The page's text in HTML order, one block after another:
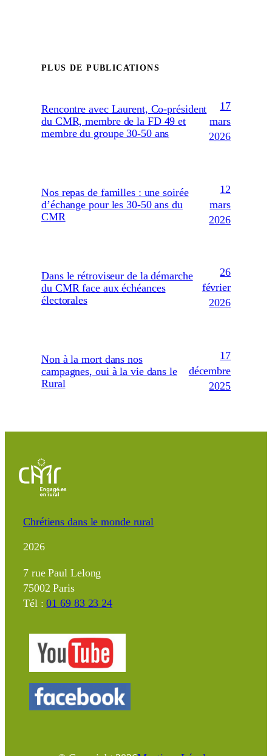
PLUS DE PUBLICATIONS
Rencontre avec Laurent, Co-président
du CMR, membre de la FD 49 et
membre du groupe 30-50 ans
17
mars
2026
Nos repas de familles : une soirée
d’échange pour les 30-50 ans du
CMR
12
mars
2026
Dans le rétroviseur de la démarche
du CMR face aux échéances
électorales
26
février
2026
Non à la mort dans nos
campagnes, oui à la vie dans le
Rural
17
décembre
2025
Chrétiens dans le monde rural
2026
7 rue Paul Lelong
75002 Paris
Tél :01 69 83 23 24